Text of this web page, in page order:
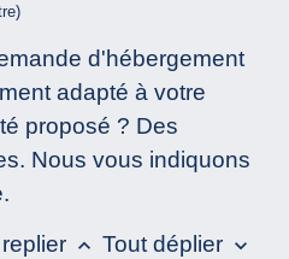
d'hébergement
adapté à votre
proposé ? Des
Nous vous indiquons
keyboard_arrow_up Tout déplier keyboard_arrow_down